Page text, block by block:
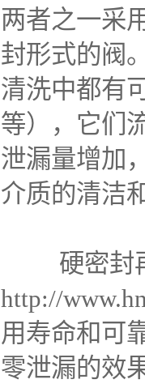
两者之一采
封形式的阀
清洗中都有
等），它们
泄漏量增加
介质的清洁
硬密封再
http://
用寿命和可
零泄漏的效